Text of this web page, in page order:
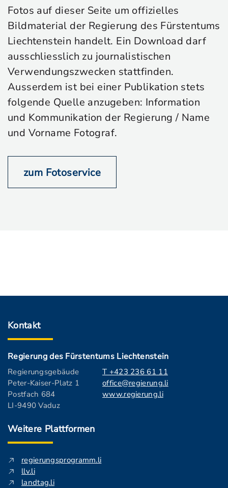
Fotos auf dieser Seite um offizielles
Bildmaterial der Regierung des Fürstentums
Liechtenstein handelt. Ein Download darf
ausschliesslich zu journalistischen
Verwendungszwecken stattfinden.
Ausserdem ist bei einer Publikation stets
folgende Quelle anzugeben: Information
und Kommunikation der Regierung / Name
und Vorname Fotograf.
zum Fotoservice
Kontakt
Regierung des Fürstentums Liechtenstein
Regierungsgebäude
Peter-Kaiser-Platz 1
Postfach 684
LI-9490 Vaduz
T +423 236 61 11
office@regierung.li
www.regierung.li
Weitere Plattformen
regierungsprogramm.li
llv.li
landtag.li